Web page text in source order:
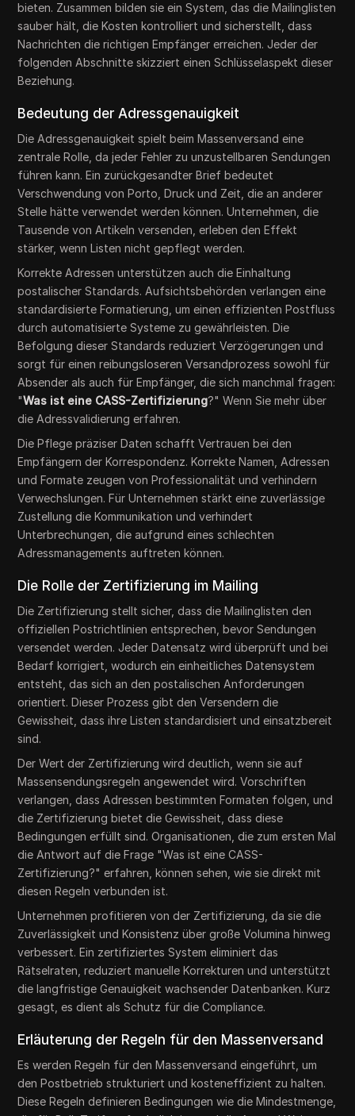
bieten. Zusammen bilden sie ein System, das die Mailinglisten
sauber hält, die Kosten kontrolliert und sicherstellt, dass
Nachrichten die richtigen Empfänger erreichen. Jeder der
folgenden Abschnitte skizziert einen Schlüsselaspekt dieser
Beziehung.
Bedeutung der Adressgenauigkeit
Die Adressgenauigkeit spielt beim Massenversand eine
zentrale Rolle, da jeder Fehler zu unzustellbaren Sendungen
führen kann. Ein zurückgesandter Brief bedeutet
Verschwendung von Porto, Druck und Zeit, die an anderer
Stelle hätte verwendet werden können. Unternehmen, die
Tausende von Artikeln versenden, erleben den Effekt
stärker, wenn Listen nicht gepflegt werden.
Korrekte Adressen unterstützen auch die Einhaltung
postalischer Standards. Aufsichtsbehörden verlangen eine
standardisierte Formatierung, um einen effizienten Postfluss
durch automatisierte Systeme zu gewährleisten. Die
Befolgung dieser Standards reduziert Verzögerungen und
sorgt für einen reibungsloseren Versandprozess sowohl für
Absender als auch für Empfänger, die sich manchmal fragen:
"Was ist eine CASS-Zertifizierung?"Wenn Sie mehr über
die Adressvalidierung erfahren.
Die Pflege präziser Daten schafft Vertrauen bei den
Empfängern der Korrespondenz. Korrekte Namen, Adressen
und Formate zeugen von Professionalität und verhindern
Verwechslungen. Für Unternehmen stärkt eine zuverlässige
Zustellung die Kommunikation und verhindert
Unterbrechungen, die aufgrund eines schlechten
Adressmanagements auftreten können.
Die Rolle der Zertifizierung im Mailing
Die Zertifizierung stellt sicher, dass die Mailinglisten den
offiziellen Postrichtlinien entsprechen, bevor Sendungen
versendet werden. Jeder Datensatz wird überprüft und bei
Bedarf korrigiert, wodurch ein einheitliches Datensystem
entsteht, das sich an den postalischen Anforderungen
orientiert. Dieser Prozess gibt den Versendern die
Gewissheit, dass ihre Listen standardisiert und einsatzbereit
sind.
Der Wert der Zertifizierung wird deutlich, wenn sie auf
Massensendungsregeln angewendet wird. Vorschriften
verlangen, dass Adressen bestimmten Formaten folgen, und
die Zertifizierung bietet die Gewissheit, dass diese
Bedingungen erfüllt sind. Organisationen, die zum ersten Mal
die Antwort auf die Frage "Was ist eine CASS-
Zertifizierung?" erfahren, können sehen, wie sie direkt mit
diesen Regeln verbunden ist.
Unternehmen profitieren von der Zertifizierung, da sie die
Zuverlässigkeit und Konsistenz über große Volumina hinweg
verbessert. Ein zertifiziertes System eliminiert das
Rätselraten, reduziert manuelle Korrekturen und unterstützt
die langfristige Genauigkeit wachsender Datenbanken. Kurz
gesagt, es dient als Schutz für die Compliance.
Erläuterung der Regeln für den Massenversand
Es werden Regeln für den Massenversand eingeführt, um
den Postbetrieb strukturiert und kosteneffizient zu halten.
Diese Regeln definieren Bedingungen wie die Mindestmenge,